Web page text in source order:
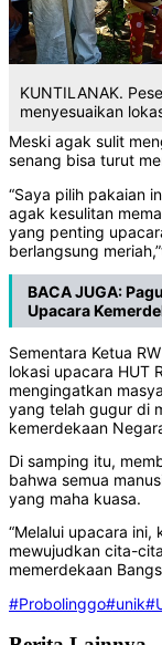
KUNTILANAK.
menyesuaikan
Meski agak sulit
senang bisa turut
“Saya pilih pakaian
agak kesulitan
yang penting
berlangsung
BACA JUGA:
Upacara
Sementara Ketua
lokasi upacara HUT
mengingatkan
yang telah gugur di
kemerdekaan
Di samping itu,
bahwa semua
yang maha kuasa.
“Melalui upacara ini,
mewujudkan cita-
memerdekaan
#Probolinggo#unik